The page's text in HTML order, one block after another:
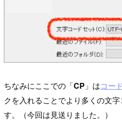
ちなみにここでの「CP 」はコー
クを入れることでより多くの文
す。（今回は見送りました。）